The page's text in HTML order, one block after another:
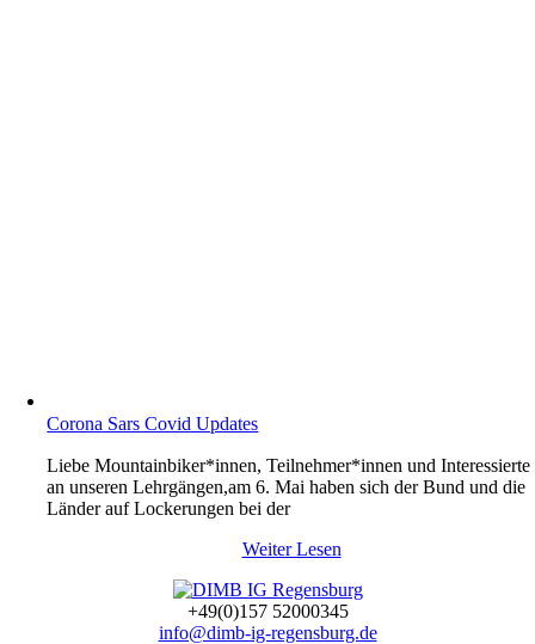
Corona Sars Covid Updates
Liebe Mountainbiker*innen, Teilnehmer*innen und Interessierte
an unseren Lehrgängen,am 6. Mai haben sich der Bund und die
Länder auf Lockerungen bei der
Weiter Lesen
+49(0)157 52000345
info@dimb-ig-regensburg.de